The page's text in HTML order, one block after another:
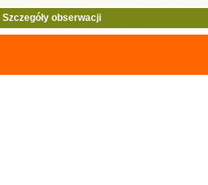
Szczegóły obserwacji